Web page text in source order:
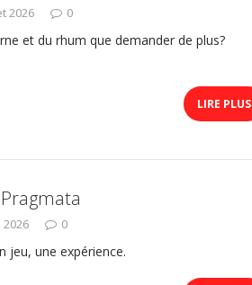
2026 0
et du rhum que demander de plus?
LIRE PLUS
0
jeu, une expérience.